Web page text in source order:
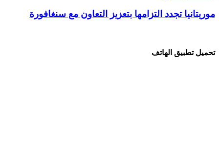
موريتانيا تجدد التزامها بتعزيز التعاون مع سنغافورة
تحميل تطبيق الهاتف